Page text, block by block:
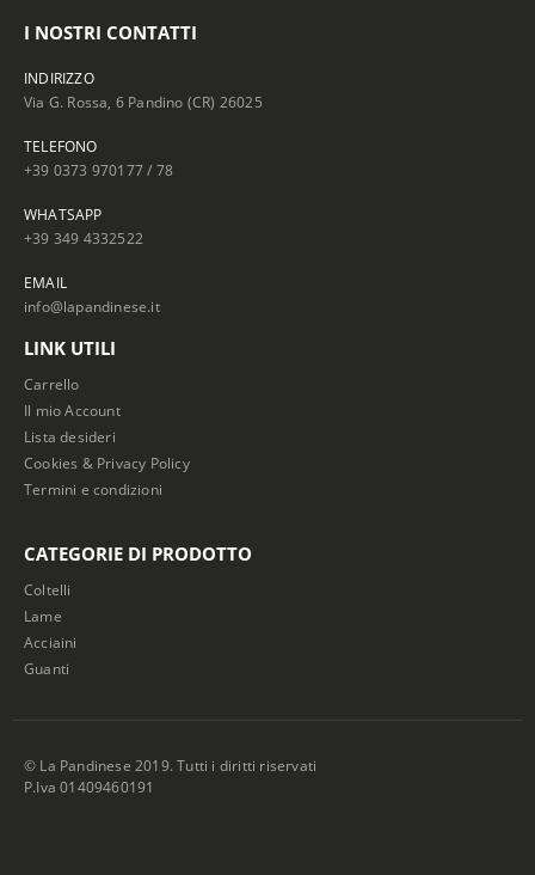
I NOSTRI CONTATTI
INDIRIZZO
Via G. Rossa, 6 Pandino (CR) 26025
TELEFONO
+39 0373 970177 / 78
WHATSAPP
+39 349 4332522
EMAIL
info@lapandinese.it
LINK UTILI
Carrello
Il mio Account
Lista desideri
Cookies & Privacy Policy
Termini e condizioni
CATEGORIE DI PRODOTTO
Coltelli
Lame
Acciaini
Guanti
© La Pandinese 2019. Tutti i diritti riservati
P.Iva 01409460191